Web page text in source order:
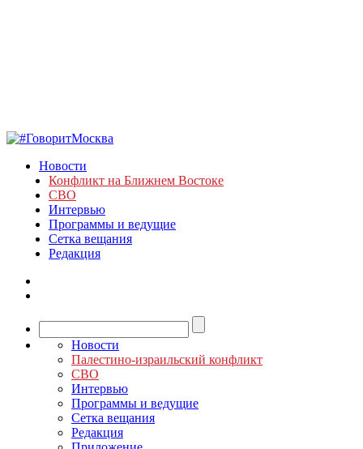
Новости
Конфликт на Ближнем Востоке
СВО
Интервью
Программы и ведущие
Сетка вещания
Редакция
Новости
Палестино-израильский конфликт
СВО
Интервью
Программы и ведущие
Сетка вещания
Редакция